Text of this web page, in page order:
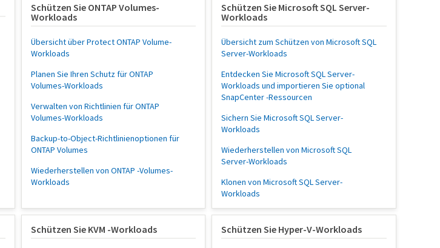
Schützen Sie ONTAP Volumes-
Workloads
Übersicht über Protect ONTAP Volume-
Workloads
Planen Sie Ihren Schutz für ONTAP
Volumes-Workloads
Verwalten von Richtlinien für ONTAP
Volumes-Workloads
Backup-to-Object-Richtlinienoptionen für
ONTAP Volumes
Wiederherstellen von ONTAP -Volumes-
Workloads
Schützen Sie Microsoft SQL Server-
Workloads
Übersicht zum Schützen von Microsoft SQL
Server-Workloads
Entdecken Sie Microsoft SQL Server-
Workloads und importieren Sie optional
SnapCenter -Ressourcen
Sichern Sie Microsoft SQL Server-
Workloads
Wiederherstellen von Microsoft SQL
Server-Workloads
Klonen von Microsoft SQL Server-
Workloads
Schützen Sie KVM -Workloads Schützen Sie Hyper-V-Workloads